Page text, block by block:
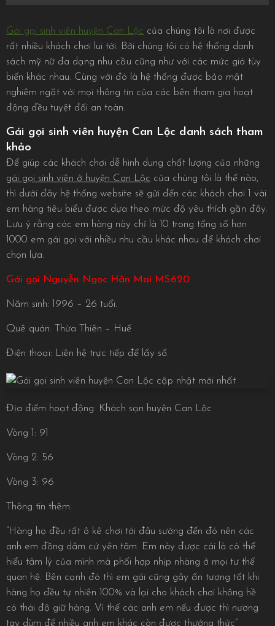
Gái gọi sinh viên huyện Can Lộc của chúng tôi là nơi được
rất nhiều khách chơi lui tới. Bởi chúng tôi có hệ thống danh
sách mỹ nữ đa dạng nhu cầu cũng như với các mức giá tùy
biến khác nhau. Cùng với đó là hệ thống được bảo mật
nghiêm ngặt với mọi thông tin của các bên tham gia hoạt
động đều tuyệt đối an toàn.
Gái gọi sinh viên huyện Can Lộc danh sách tham
khảo
Để giúp các khách chơi dễ hình dung chất lượng của những
gái gọi sinh viên ở huyện Can Lộc của chúng tôi là thế nào,
thì dưới đây hệ thống website sẽ gửi đến các khách chơi 1 vài
em hàng tiêu biểu được dựa theo mức độ yêu thích gần đây.
Lưu ý rằng các em hàng này chỉ là 10 trong tổng số hơn
1000 em gái gọi với nhiều nhu cầu khác nhau để khách chơi
chọn lựa.
Gái gọi Nguyễn Ngọc Hân Mai MS620
Năm sinh: 1996 – 26 tuổi.
Quê quán: Thừa Thiên – Huế
Điện thoại: Liên hệ trực tiếp để lấy số.
Địa điểm hoạt động: Khách sạn huyện Can Lộc
Vòng 1: 91
Vòng 2: 56
Vòng 3: 96
Thông tin thêm:
“Hàng họ đều rất ô kê chơi tới đâu sướng đến đó nên các
anh em đồng dâm cứ yên tâm. Em này được cái là có thể
hiểu tâm lý của mình mà phối hợp nhịp nhàng ở mọi tư thế
quan hệ. Bên cạnh đó thì em gái cũng gây ấn tượng tốt khi
hàng họ đều tự nhiên 100% và lại cho khách chơi không hề
có thái độ giữ hàng. Vì thế các anh em nếu được thì nương
tay dùm để nhiều anh em khác còn được thưởng thức”